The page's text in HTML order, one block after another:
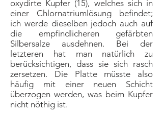
oxydirte Kupfer (15), welches sich in
einer Chlornatriumlösung befindet;
ich werde dieselben jedoch auch auf
die empfindlicheren gefärbten
Silbersalze ausdehnen. Bei der
letzteren hat man natürlich zu
berücksichtigen, dass sie sich rasch
zersetzen. Die Platte müsste also
häufig mit einer neuen Schicht
überzogen werden, was beim Kupfer
nicht nöthig ist.